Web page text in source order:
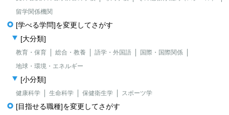
留学関係機関
[学べる学問]を変更してさがす
[大分類]
教育・保育 総合・教養 語学・外国語
国際・国際関係
地球・環境・エネルギー
[小分類]
健康科学 生命科学 保健衛生学 スポーツ学
[目指せる職種]を変更してさがす